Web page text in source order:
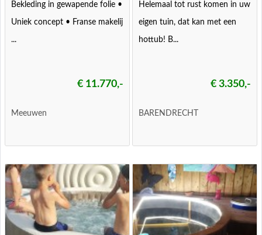
Bekleding in gewapende folie •
Uniek concept • Franse makelij
...
€ 11.770,-
Meeuwen
Helemaal tot rust komen in uw
eigen tuin, dat kan met een
hottub! B...
€ 3.350,-
BARENDRECHT